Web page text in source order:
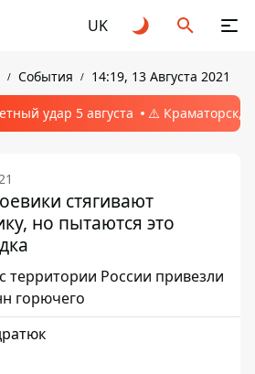
UK
События 14:19, 13 Августа 2021
удар 5 августа ⚠️ Краматорск,
стягивают
но пытаются это
территории России привезли
горючего